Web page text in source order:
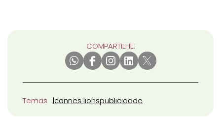
COMPARTILHE:
Temas cannes lionspublicidade